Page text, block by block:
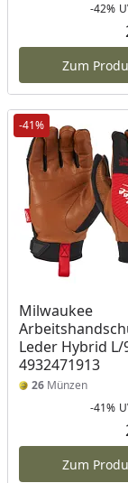
-42%
Zum
-41%
Milwaukee
Leder Hybrid L/
4932471913
26 Münzen
-41%
Zum